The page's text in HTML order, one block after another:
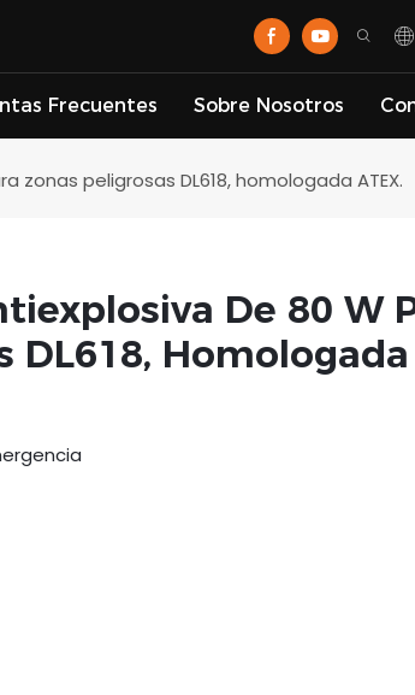
Frecuentes Sobre Nosotros
zonas peligrosas DL618, homologada ATEX.
De 80 W
DL618, Homologada